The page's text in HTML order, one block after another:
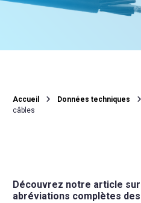
Accueil Données techniques
câbles
Découvrez notre article
abréviations complètes